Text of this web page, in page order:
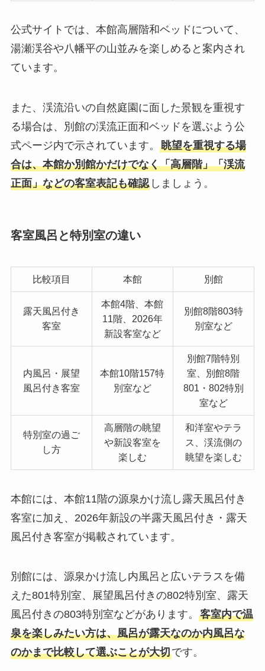
公式サイトでは、本館高層階和ベッドについて、
湯瀬渓谷や八幡平の山並みを楽しめると案内され
ています。
また、渓流沿いの自然庭園に面した景観を重視す
る場合は、別館の渓流正面和ベッドを選ぶよう公
式ページ内で示されています。 眺望を重視する場
合は、本館か別館かだけでなく「高層階」「渓流
正面」などの客室表記も確認しましょう。
客室風呂と特別室の違い
比較項目 本館 別館
露天風呂付き
客室
本館4階、本館
11階、2026年
新設客室など
別館8階803特
別室など
内風呂・展望
風呂付き客室
本館10階157特
別室など
別館7階特別
室、別館8階
801・802特別
室など
特別室の過ご
し方
高層階の眺望
や新設客室を
楽しむ
和洋室やテラ
ス、渓流側の
眺望を楽しむ
本館には、本館11階の源泉かけ流し露天風呂付き
客室に加え、2026年新設の半露天風呂付き・露天
風呂付き客室が掲載されています。
別館には、源泉かけ流し内風呂と広いテラスを備
えた801特別室、展望風呂付きの802特別室、露天
風呂付きの803特別室などがあります。 客室内で温
泉を楽しみたい方は、風呂が露天なのか内風呂な
のかまで比較して選ぶことが大切です。